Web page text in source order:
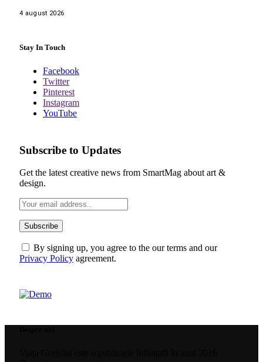
4 august 2026
Stay In Touch
Facebook
Twitter
Pinterest
Instagram
YouTube
Subscribe to Updates
Get the latest creative news from SmartMag about art &
design.
By signing up, you agree to the our terms and our
Privacy Policy agreement.